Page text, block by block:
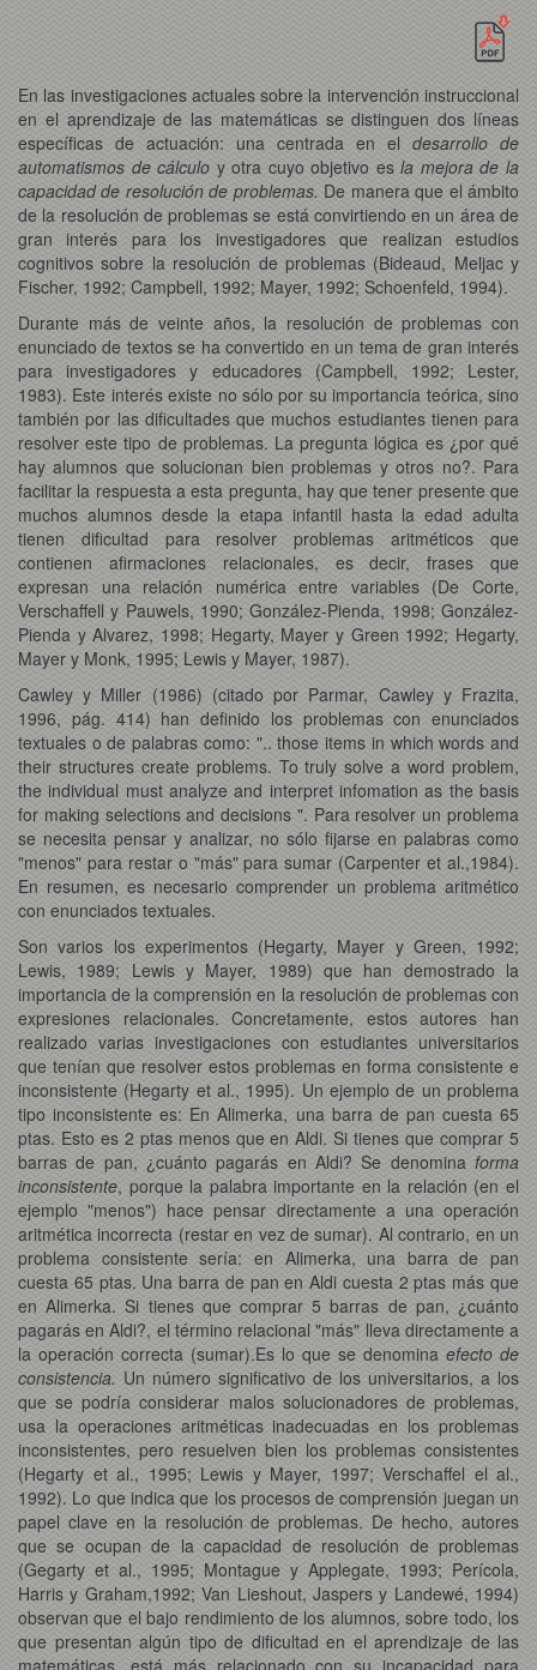
En las investigaciones actuales sobre la intervención instruccional
en el aprendizaje de las matemáticas se distinguen dos líneas
específicas de actuación: una centrada en el desarrollo de
automatismos de cálculo y otra cuyo objetivo esla mejora de la
capacidad de resolución de problemas. De manera que el ámbito
de la resolución de problemas se está convirtiendo en un área de
gran interés para los investigadores que realizan estudios
cognitivos sobre la resolución de problemas (Bideaud, Meljac y
Fischer, 1992; Campbell, 1992; Mayer, 1992; Schoenfeld, 1994).
Durante más de veinte años, la resolución de problemas con
enunciado de textos se ha convertido en un tema de gran interés
para investigadores y educadores (Campbell, 1992; Lester,
1983). Este interés existe no sólo por su importancia teórica, sino
también por las dificultades que muchos estudiantes tienen para
resolver este tipo de problemas. La pregunta lógica es ¿por qué
hay alumnos que solucionan bien problemas y otros no?. Para
facilitar la respuesta a esta pregunta, hay que tener presente que
muchos alumnos desde la etapa infantil hasta la edad adulta
tienen dificultad para resolver problemas aritméticos que
contienen afirmaciones relacionales, es decir, frases que
expresan una relación numérica entre variables (De Corte,
Verschaffell y Pauwels, 1990; González-Pienda, 1998; González-
Pienda y Alvarez, 1998; Hegarty, Mayer y Green 1992; Hegarty,
Mayer y Monk, 1995; Lewis y Mayer, 1987).
Cawley y Miller (1986) (citado por Parmar, Cawley y Frazita,
1996, pág. 414) han definido los problemas con enunciados
textuales o de palabras como: ".. those items in which words and
their structures create problems. To truly solve a word problem,
the individual must analyze and interpret infomation as the basis
for making selections and decisions ". Para resolver un problema
se necesita pensar y analizar, no sólo fijarse en palabras como
"menos" para restar o "más" para sumar (Carpenter et al.,1984).
En resumen, es necesario comprender un problema aritmético
con enunciados textuales.
Son varios los experimentos (Hegarty, Mayer y Green, 1992;
Lewis, 1989; Lewis y Mayer, 1989) que han demostrado la
importancia de la comprensión en la resolución de problemas con
expresiones relacionales. Concretamente, estos autores han
realizado varias investigaciones con estudiantes universitarios
que tenían que resolver estos problemas en forma consistente e
inconsistente (Hegarty et al., 1995). Un ejemplo de un problema
tipo inconsistente es: En Alimerka, una barra de pan cuesta 65
ptas. Esto es 2 ptas menos que en Aldi. Si tienes que comprar 5
barras de pan, ¿cuánto pagarás en Aldi? Se denomina forma
inconsistente, porque la palabra importante en la relación (en el
ejemplo "menos") hace pensar directamente a una operación
aritmética incorrecta (restar en vez de sumar). Al contrario, en un
problema consistente sería: en Alimerka, una barra de pan
cuesta 65 ptas. Una barra de pan en Aldi cuesta 2 ptas más que
en Alimerka. Si tienes que comprar 5 barras de pan, ¿cuánto
pagarás en Aldi?, el término relacional "más" lleva directamente a
la operación correcta (sumar).Es lo que se denomina efecto de
consistencia. Un número significativo de los universitarios, a los
que se podría considerar malos solucionadores de problemas,
usa la operaciones aritméticas inadecuadas en los problemas
inconsistentes, pero resuelven bien los problemas consistentes
(Hegarty et al., 1995; Lewis y Mayer, 1997; Verschaffel el al.,
1992). Lo que indica que los procesos de comprensión juegan un
papel clave en la resolución de problemas. De hecho, autores
que se ocupan de la capacidad de resolución de problemas
(Gegarty et al., 1995; Montague y Applegate, 1993; Perícola,
Harris y Graham,1992; Van Lieshout, Jaspers y Landewé, 1994)
observan que el bajo rendimiento de los alumnos, sobre todo, los
que presentan algún tipo de dificultad en el aprendizaje de las
matemáticas, está más relacionado con su incapacidad para